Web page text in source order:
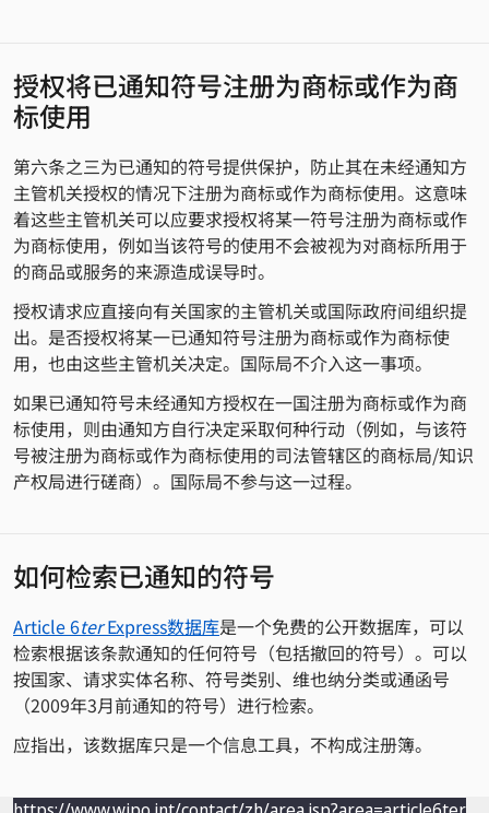
授权将已通知符号注册为商标或作为商
标使用
第六条之三为已通知的符号提供保护，防止其在未经通知方
主管机关授权的情况下注册为商标或作为商标使用。这意味
着这些主管机关可以应要求授权将某一符号注册为商标或作
为商标使用，例如当该符号的使用不会被视为对商标所用于
的商品或服务的来源造成误导时。
授权请求应直接向有关国家的主管机关或国际政府间组织提
出。是否授权将某一已通知符号注册为商标或作为商标使
用，也由这些主管机关决定。国际局不介入这一事项。
如果已通知符号未经通知方授权在一国注册为商标或作为商
标使用，则由通知方自行决定采取何种行动（例如，与该符
号被注册为商标或作为商标使用的司法管辖区的商标局/知识
产权局进行磋商）。国际局不参与这一过程。
如何检索已通知的符号
Article 6terExpress数据库是一个免费的公开数据库，可以
检索根据该条款通知的任何符号（包括撤回的符号）。可以
按国家、请求实体名称、符号类别、维也纳分类或通函号
（2009年3月前通知的符号）进行检索。
应指出，该数据库只是一个信息工具，不构成注册簿。